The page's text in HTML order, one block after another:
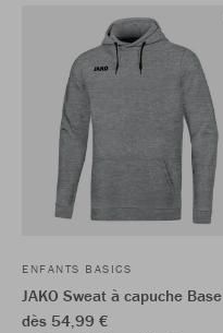
ENFANTS BASICS
JAKO Sweat à capuche Base
dès 54,99 €